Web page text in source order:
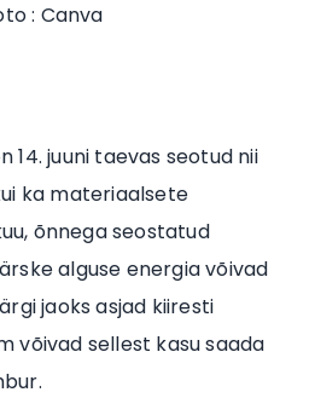
: Canva
14. juuni taevas seotud nii
ka materiaalsete
õnnega seostatud
alguse energia võivad
jaoks asjad kiiresti
võivad sellest kasu saada